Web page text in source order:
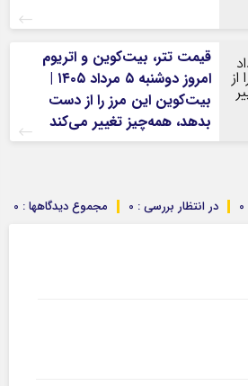
قیمت تتر، بیت‌کوین و اتریوم
امروز دوشنبه ۵ مرداد ۱۴۰۵ |
بیت‌کوین این مرز را از دست
بدهد، همه‌چیز تغییر می‌کند
مجموع دیدگاهها : 0 در انتظار بررسی : 0